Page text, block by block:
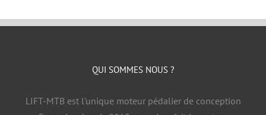
QUI SOMMES NOUS ?
LIFT-MTB est l'unique moteur pédalier de conception